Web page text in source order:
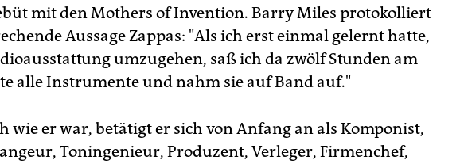
mit den Mothers of Invention. Barry Miles protokolliert
Aussage Zappas: "Als ich erst einmal gelernt hatte,
umzugehen, saß ich da zwölf Stunden am
alle Instrumente und nahm sie auf Band auf."
wie er war, betätigt er sich von Anfang an als Komponist,
Toningenieur, Produzent, Verleger, Firmenchef,